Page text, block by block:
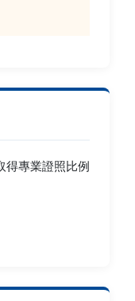
得專業證照比例